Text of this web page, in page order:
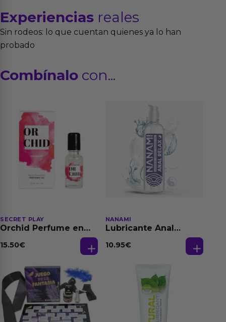
Experiencias reales
Sin rodeos: lo que cuentan quienes ya lo han
probado
Combínalo con...
SECRET PLAY
Orchid Perfume en
Feromonas 20 ml
15.50€
NANAMI
Lubricante Anal
Dilatación Base Agua
10.95€